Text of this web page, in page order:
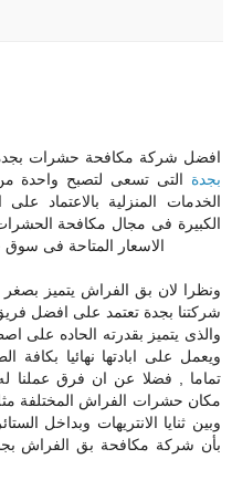
افضل شركة مكافحة حشرات
بجدة التى تسعى لتصبح واحدة
الخدمات المنزلية بالاعتماد
الكبيرة فى مجال مكافحة
الاسعار المتاحة فى
ونظرا لان بق الفراش يتميز
شركتنا بجدة تعتمد على افضل
والذى يتميز بقدرته الحاده على
ويعمل على ابادتها نهائيا بكافة
تماما , فضلا عن ان فرق عملنا
مكان حشرات الفراش المختلفة
وبين ثنايا الانتريهات وبداخل
بأن شركة مكافحة بق الفراش